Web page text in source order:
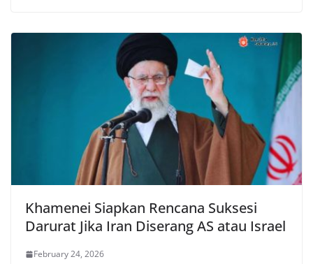
Khamenei Siapkan Rencana Suksesi
Darurat Jika Iran Diserang AS atau Israel
February 24, 2026